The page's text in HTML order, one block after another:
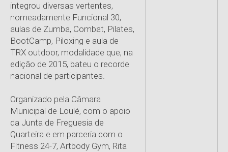
integrou diversas vertentes,
nomeadamente Funcional 30,
aulas de Zumba, Combat, Pilates,
BootCamp, Piloxing e aula de
TRX outdoor, modalidade que, na
edição de 2015, bateu o recorde
nacional de participantes.
Organizado pela Câmara
Municipal de Loulé, com o apoio
da Junta de Freguesia de
Quarteira e em parceria com o
Fitness 24-7, Artbody Gym, Rita